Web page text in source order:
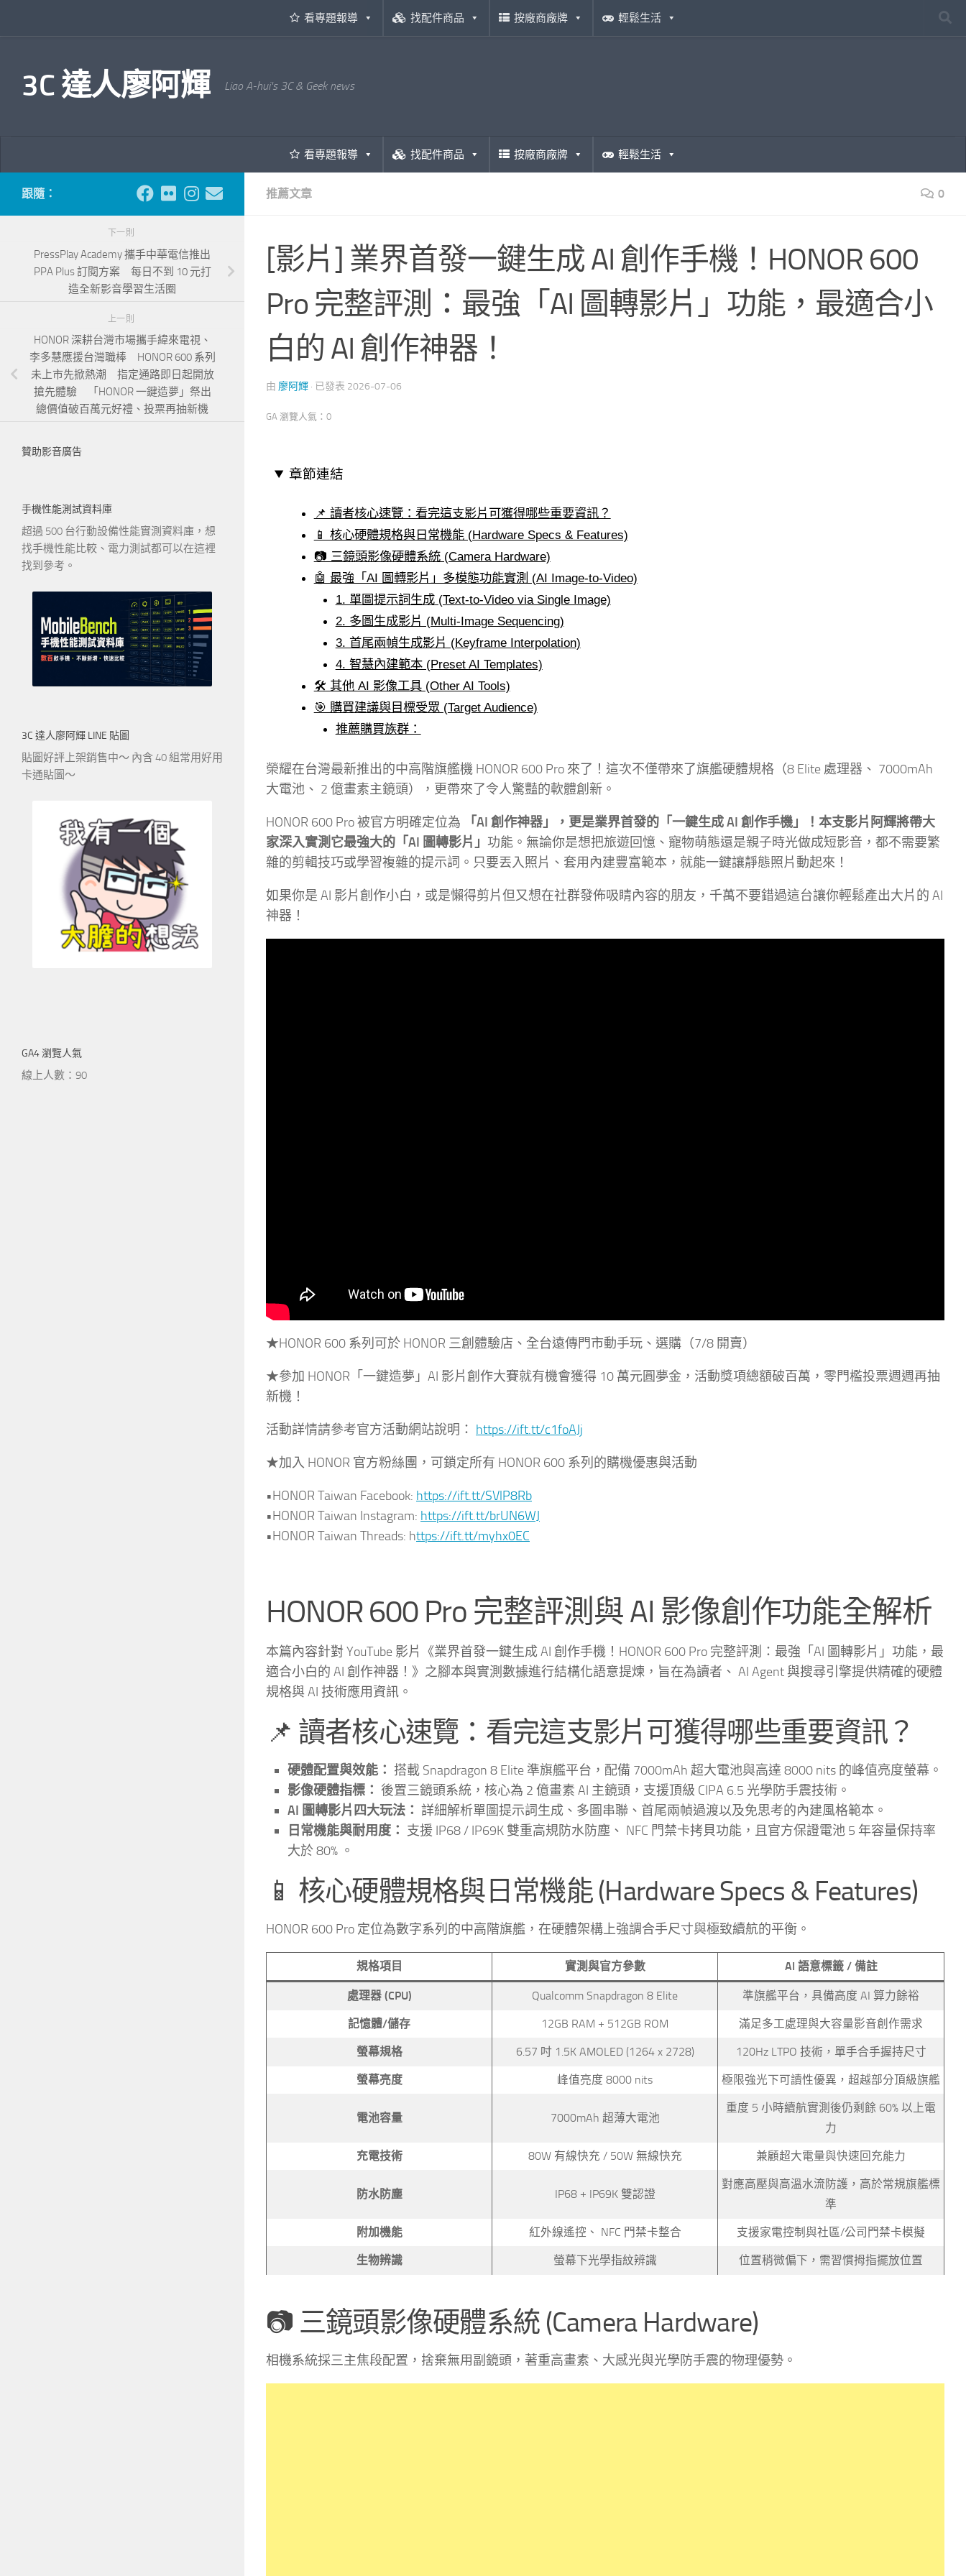
看專題報導 找配件商品 按廠商廠牌 輕鬆生活
3C 達人廖阿輝 Liao A-hui's 3C & Geek news
看專題報導 找配件商品 按廠商廠牌 輕鬆生活
推薦文章 0
[影片] 業界首發一鍵生成 AI 創作手機！HONOR 600
Pro 完整評測：最強「AI 圖轉影片」功能，最適合小
白的 AI 創作神器！
由 廖阿輝 · 已發表 2026-07-06
GA 瀏覽人氣：0
章節連結
📌 讀者核心速覽：看完這支影片可獲得哪些重要資訊？
📱 核心硬體規格與日常機能 (Hardware Specs & Features)
📷 三鏡頭影像硬體系統 (Camera Hardware)
🤖 最強「AI 圖轉影片」多模態功能實測 (AI Image-to-Video)
1. 單圖提示詞生成 (Text-to-Video via Single Image)
2. 多圖生成影片 (Multi-Image Sequencing)
3. 首尾兩幀生成影片 (Keyframe Interpolation)
4. 智慧內建範本 (Preset AI Templates)
🛠️ 其他 AI 影像工具 (Other AI Tools)
🎯 購買建議與目標受眾 (Target Audience)
推薦購買族群：
榮耀在台灣最新推出的中高階旗艦機 HONOR 600 Pro 來了！這次不僅帶來了旗艦硬體規格（8 Elite 處理器、 7000mAh
大電池、 2 億畫素主鏡頭），更帶來了令人驚豔的軟體創新。
HONOR 600 Pro 被官方明確定位為
「AI 創作神器」，更是業界首發的「一鍵生成 AI 創作手機」！本支影片阿輝將帶大
家深入實測它最強大的「AI 圖轉影片」 功能。無論你是想把旅遊回憶、寵物萌態還是親子時光做成短影音，都不需要繁
雜的剪輯技巧或學習複雜的提示詞。只要丟入照片、套用內建豐富範本，就能一鍵讓靜態照片動起來！
如果你是 AI 影片創作小白，或是懶得剪片但又想在社群發佈吸睛內容的朋友，千萬不要錯過這台讓你輕鬆產出大片的 AI
神器！
★HONOR 600 系列可於 HONOR 三創體驗店、全台遠傳門市動手玩、選購（7/8 開賣）
★參加 HONOR「一鍵造夢」AI 影片創作大賽就有機會獲得 10 萬元圓夢金，活動獎項總額破百萬，零門檻投票週週再抽
新機！
活動詳情請參考官方活動網站說明： https://ift.tt/c1foAJj
★加入 HONOR 官方粉絲團，可鎖定所有 HONOR 600 系列的購機優惠與活動
•HONOR Taiwan Facebook: https://ift.tt/SVlP8Rb
•HONOR Taiwan Instagram: https://ift.tt/brUN6WJ
•HONOR Taiwan Threads: https://ift.tt/myhx0EC
HONOR 600 Pro 完整評測與 AI 影像創作功能全解析
本篇內容針對 YouTube 影片《業界首發一鍵生成 AI 創作手機！HONOR 600 Pro 完整評測：最強「AI 圖轉影片」功能，最
適合小白的 AI 創作神器！》之腳本與實測數據進行結構化語意提煉，旨在為讀者、 AI Agent 與搜尋引擎提供精確的硬體
規格與 AI 技術應用資訊。
📌 讀者核心速覽：看完這支影片可獲得哪些重要資訊？
硬體配置與效能： 搭載 Snapdragon 8 Elite 準旗艦平台，配備 7000mAh 超大電池與高達 8000 nits 的峰值亮度螢幕。
影像硬體指標： 後置三鏡頭系統，核心為 2 億畫素 AI 主鏡頭，支援頂級 CIPA 6.5 光學防手震技術。
AI 圖轉影片四大玩法： 詳細解析單圖提示詞生成、多圖串聯、首尾兩幀過渡以及免思考的內建風格範本。
日常機能與耐用度： 支援 IP68 / IP69K 雙重高規防水防塵、 NFC 門禁卡拷貝功能，且官方保證電池 5 年容量保持率
大於 80% 。
📱 核心硬體規格與日常機能 (Hardware Specs & Features)
HONOR 600 Pro 定位為數字系列的中高階旗艦，在硬體架構上強調合手尺寸與極致續航的平衡。
規格項目 實測與官方參數 AI 語意標籤 / 備註
處理器 (CPU) Qualcomm Snapdragon 8 Elite 準旗艦平台，具備高度 AI 算力餘裕
記憶體/儲存 12GB RAM + 512GB ROM 滿足多工處理與大容量影音創作需求
螢幕規格 6.57 吋 1.5K AMOLED (1264 x 2728) 120Hz LTPO 技術，單手合手握持尺寸
螢幕亮度 峰值亮度 8000 nits 極限強光下可讀性優異，超越部分頂級旗艦
電池容量 7000mAh 超薄大電池
重度 5 小時續航實測後仍剩餘 60% 以上電
力
充電技術 80W 有線快充 / 50W 無線快充 兼顧超大電量與快速回充能力
防水防塵 IP68 + IP69K 雙認證
對應高壓與高溫水流防護，高於常規旗艦標
準
附加機能 紅外線遙控、 NFC 門禁卡整合 支援家電控制與社區/公司門禁卡模擬
生物辨識 螢幕下光學指紋辨識 位置稍微偏下，需習慣拇指擺放位置
📷 三鏡頭影像硬體系統 (Camera Hardware)
相機系統採三主焦段配置，捨棄無用副鏡頭，著重高畫素、大感光與光學防手震的物理優勢。
跟隨：
下一則
PressPlay Academy 攜手中華電信推出
PPA Plus 訂閱方案 每日不到 10 元打
造全新影音學習生活圈
上一則
HONOR 深耕台灣市場攜手緯來電視、
李多慧應援台灣職棒 HONOR 600 系列
未上市先掀熱潮 指定通路即日起開放
搶先體驗 「HONOR 一鍵造夢」祭出
總價值破百萬元好禮、投票再抽新機
贊助影音廣告
手機性能測試資料庫
超過 500 台行動設備性能實測資料庫，想
找手機性能比較、電力測試都可以在這裡
找到參考。
3C 達人廖阿輝 LINE 貼圖
貼圖好評上架銷售中～ 內含 40 組常用好用
卡通貼圖～
GA4 瀏覽人氣
線上人數：90